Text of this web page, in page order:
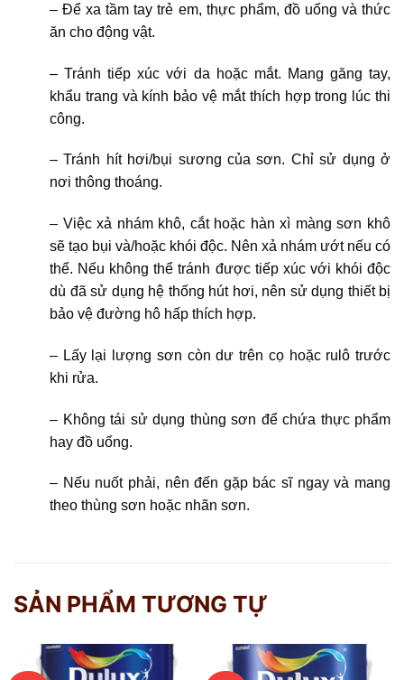
– Để xa tầm tay trẻ em, thực phẩm, đồ uống và thức
ăn cho động vật.
– Tránh tiếp xúc với da hoặc mắt. Mang găng tay,
khẩu trang và kính bảo vệ mắt thích hợp trong lúc thi
công.
– Tránh hít hơi/bụi sương của sơn. Chỉ sử dụng ở
nơi thông thoáng.
– Việc xả nhám khô, cắt hoặc hàn xì màng sơn khô
sẽ tạo bụi và/hoặc khói độc. Nên xả nhám ướt nếu có
thể. Nếu không thể tránh được tiếp xúc với khói độc
dù đã sử dụng hệ thống hút hơi, nên sử dụng thiết bị
bảo vệ đường hô hấp thích hợp.
– Lấy lại lượng sơn còn dư trên cọ hoặc rulô trước
khi rửa.
– Không tái sử dụng thùng sơn để chứa thực phẩm
hay đồ uống.
– Nếu nuốt phải, nên đến gặp bác sĩ ngay và mang
theo thùng sơn hoặc nhãn sơn.
SẢN PHẨM TƯƠNG TỰ